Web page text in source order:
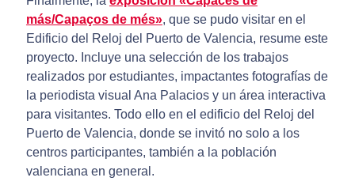
más/Capaços de més», que se pudo visitar en el
Edificio del Reloj del Puerto de Valencia, resume este
proyecto. Incluye una selección de los trabajos
realizados por estudiantes, impactantes fotografías de
la periodista visual Ana Palacios y un área interactiva
para visitantes. Todo ello en el edificio del Reloj del
Puerto de Valencia, donde se invitó no solo a los
centros participantes, también a la población
valenciana en general.